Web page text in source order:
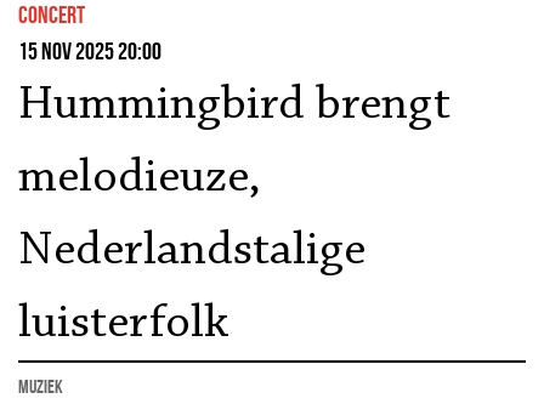
Aktief
concert
15 nov 2025 20:00
Hummingbird brengt
melodieuze,
Nederlandstalige
luisterfolk
muziek